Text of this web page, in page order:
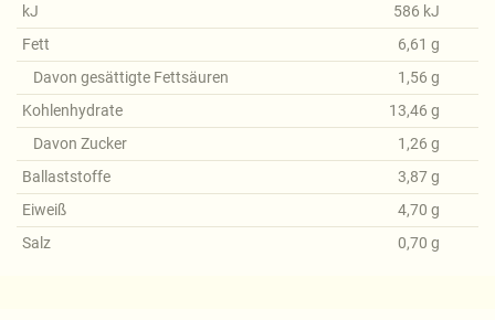
kJ
Fett
Davon gesättigte Fettsäuren
Kohlenhydrate
Davon Zucker
Ballaststoffe
Eiweiß
Salz
586 kJ
6,61 g
1,56 g
13,46 g
1,26 g
3,87g
4,70 g
0,70 g